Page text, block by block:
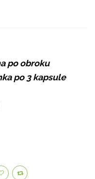
po obroku
po 3 kapsule